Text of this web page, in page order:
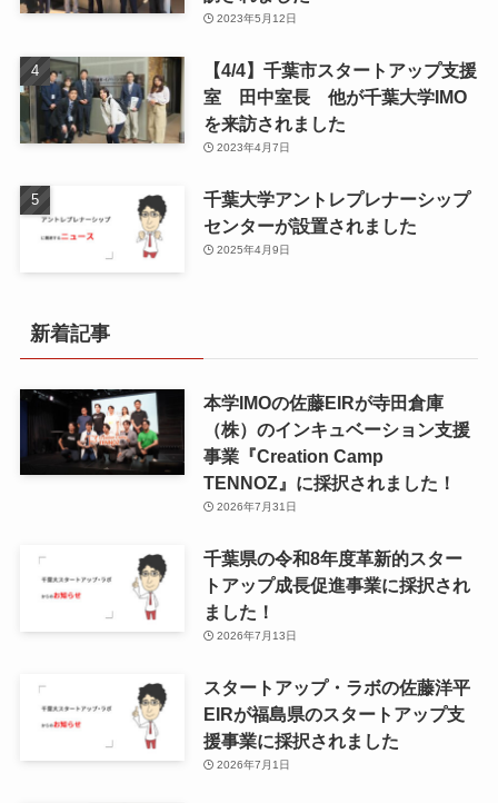
2023年5月12日
【4/4】千葉市スタートアップ支援
室 田中室長 他が千葉大学IMO
を来訪されました
2023年4月7日
千葉大学アントレプレナーシップ
センターが設置されました
2025年4月9日
新着記事
本学IMOの佐藤EIRが寺田倉庫
（株）のインキュベーション支援
事業『Creation Camp
TENNOZ』に採択されました！
2026年7月31日
千葉県の令和8年度⾰新的スター
トアップ成⻑促進事業に採択され
ました！
2026年7月13日
スタートアップ・ラボの佐藤洋平
EIRが福島県のスタートアップ支
援事業に採択されました
2026年7月1日